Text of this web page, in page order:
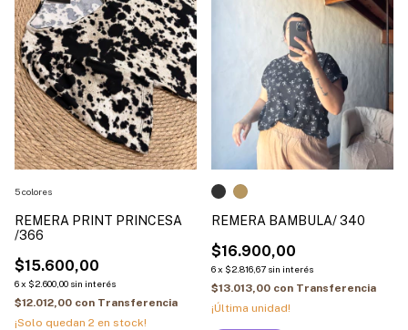
REMERA PRINT PRINCESA
/366
$15.600,00
6x $2.600,00 sin interés
$12.012,00 con Transferencia
¡Solo quedan 2 en stock!
5 colores
REMERA BAMBULA/ 340
$16.900,00
6x $2.816,67 sin interés
$13.013,00 con Transferencia
¡Última unidad!